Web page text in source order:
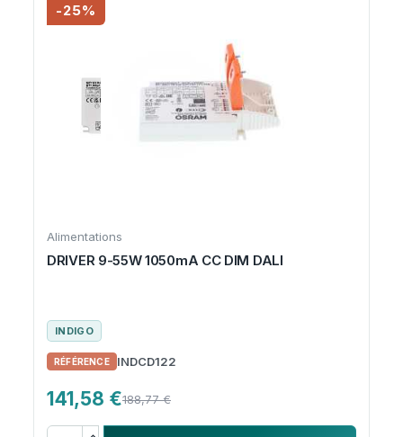
-25%
Alimentations
DRIVER 9-55W 1050mA CC DIM DALI
INDIGO
INDCD122
141,58 €188,77 €